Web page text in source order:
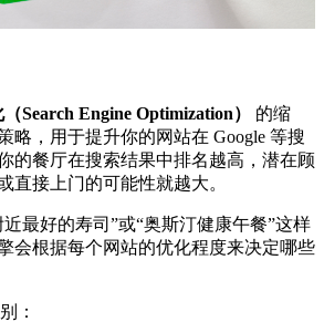
Search Engine Optimization）
的缩
略，用于提升你的网站在 Google 等搜
的餐厅在搜索结果中排名越高，潜在顾
直接上门的可能性就越大。
最好的寿司”或“奥斯汀健康午餐”这样
会根据每个网站的优化程度来决定哪些
：